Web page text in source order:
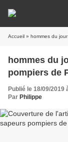
Accueil » hommes du jour :
hommes du
pompiers de
Publié le 18/09/2019
Par Philippe